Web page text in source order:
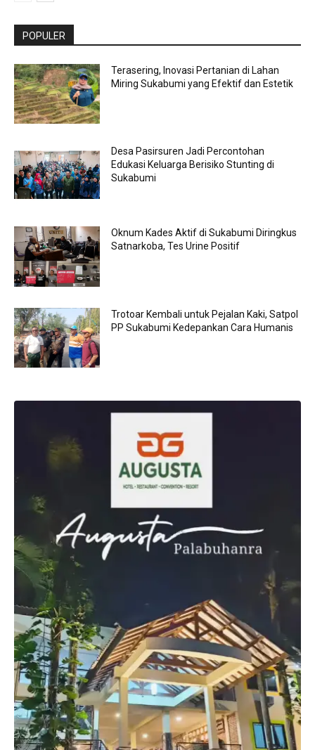
POPULER
Terasering, Inovasi Pertanian di Lahan
Miring Sukabumi yang Efektif dan Estetik
Desa Pasirsuren Jadi Percontohan
Edukasi Keluarga Berisiko Stunting di
Sukabumi
Oknum Kades Aktif di Sukabumi Diringkus
Satnarkoba, Tes Urine Positif
Trotoar Kembali untuk Pejalan Kaki, Satpol
PP Sukabumi Kedepankan Cara Humanis